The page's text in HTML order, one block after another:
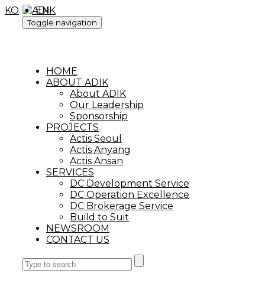
Toggle navigation
HOME
ABOUT ADIK
About ADIK
Our Leadership
Sponsorship
PROJECTS
Actis Seoul
Actis Anyang
Actis Ansan
SERVICES
DC Development Service
DC Operation Excellence
DC Brokerage Service
Build to Suit
NEWSROOM
CONTACT US
KO EN